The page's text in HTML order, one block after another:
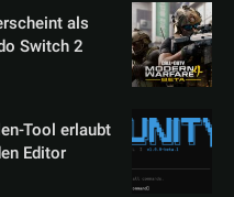
als
Switch 2
Tool erlaubt
Editor